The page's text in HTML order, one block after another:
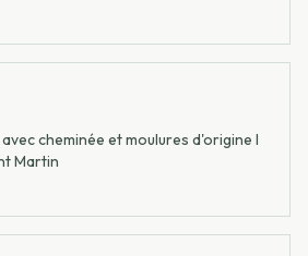
cheminée et moulures d'origine I
Martin